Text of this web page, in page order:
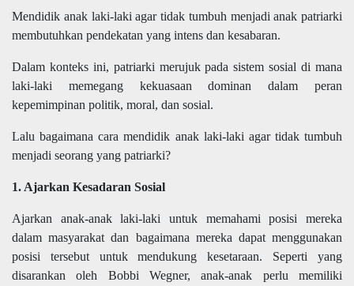
Mendidik anak laki-laki agar tidak tumbuh menjadi anak patriarki
membutuhkan pendekatan yang intens dan kesabaran.
Dalam konteks ini, patriarki merujuk pada sistem sosial di mana
laki-laki memegang kekuasaan dominan dalam peran
kepemimpinan politik, moral, dan sosial.
Lalu bagaimana cara mendidik anak laki-laki agar tidak tumbuh
menjadi seorang yang patriarki?
1. Ajarkan Kesadaran Sosial
Ajarkan anak-anak laki-laki untuk memahami posisi mereka
dalam masyarakat dan bagaimana mereka dapat menggunakan
posisi tersebut untuk mendukung kesetaraan. Seperti yang
disarankan oleh Bobbi Wegner, anak-anak perlu memiliki